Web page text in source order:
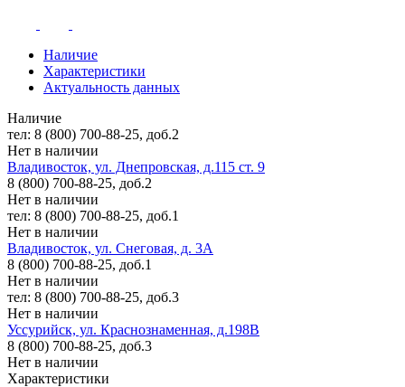
Наличие
Характеристики
Актуальность данных
Наличие
тел: 8 (800) 700-88-25, доб.2
Нет в наличии
Владивосток, ул. Днепровская, д.115 ст. 9
8 (800) 700-88-25, доб.2
Нет в наличии
тел: 8 (800) 700-88-25, доб.1
Нет в наличии
Владивосток, ул. Снеговая, д. 3А
8 (800) 700-88-25, доб.1
Нет в наличии
тел: 8 (800) 700-88-25, доб.3
Нет в наличии
Уссурийск, ул. Краснознаменная, д.198В
8 (800) 700-88-25, доб.3
Нет в наличии
Характеристики